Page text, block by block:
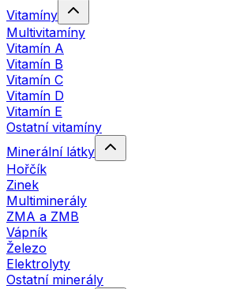
Vitamíny
Multivitamíny
Vitamín A
Vitamín B
Vitamín C
Vitamín D
Vitamín E
Ostatní vitamíny
Minerální látky
Hořčík
Zinek
Multiminerály
ZMA a ZMB
Vápník
Železo
Elektrolyty
Ostatní minerály